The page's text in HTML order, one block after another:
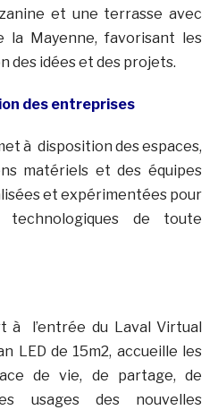
et une terrasse avec
la Mayenne, favorisant les
des idées et des projets.
des entreprises
à disposition des espaces,
matériels et des équipes
et expérimentées pour
de toute
à l’entrée du Laval Virtual
LED de 15m2, accueille les
de vie, de partage, de
usages des nouvelles